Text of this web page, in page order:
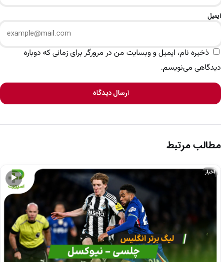
ایمیل
ذخیره نام، ایمیل و وبسایت من در مرورگر برای زمانی که دوباره
دیدگاهی می‌نویسم.
ارسال دیدگاه
مطالب مرتبط
▶
اخبار